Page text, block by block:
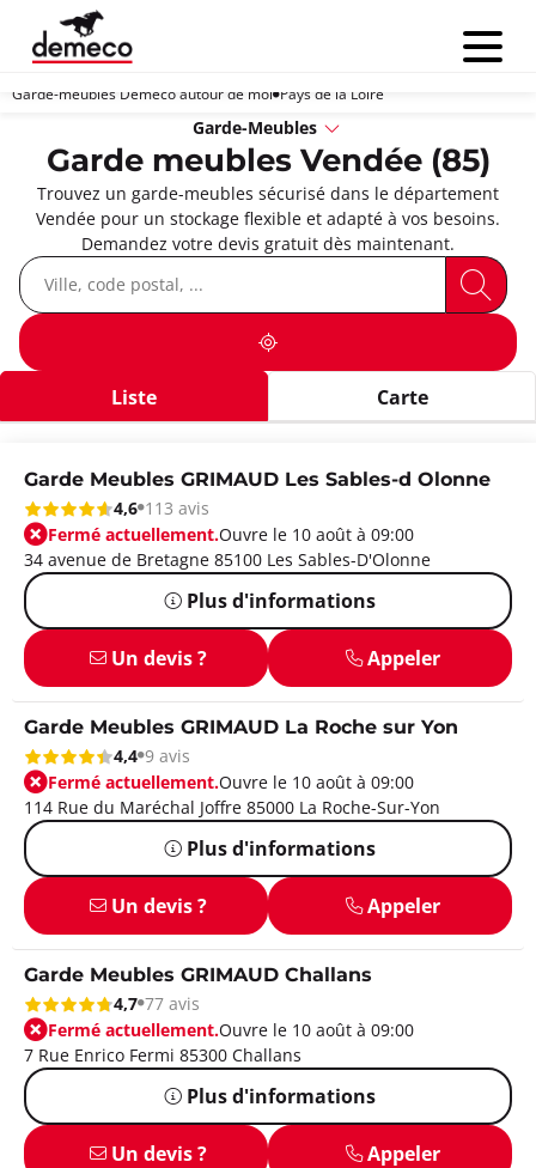
Menu
Garde-meubles Demeco autour de moi Pays de la Loire
Garde-Meubles
Garde meubles Vendée (85)
Trouvez un garde-meubles sécurisé dans le département
Vendée pour un stockage flexible et adapté à vos besoins.
Demandez votre devis gratuit dès maintenant.
Liste Carte
Garde Meubles GRIMAUD Les Sables-d Olonne
4,6 113 avis
Fermé actuellement.Ouvre le 10 août à 09:00
34 avenue de Bretagne 85100 Les Sables-D'Olonne
Plus d'informations
Un devis ? Appeler
Garde Meubles GRIMAUD La Roche sur Yon
4,4 9 avis
Fermé actuellement.Ouvre le 10 août à 09:00
114 Rue du Maréchal Joffre 85000 La Roche-Sur-Yon
Plus d'informations
Un devis ? Appeler
Garde Meubles GRIMAUD Challans
4,7 77 avis
Fermé actuellement.Ouvre le 10 août à 09:00
7 Rue Enrico Fermi 85300 Challans
Plus d'informations
Un devis ? Appeler